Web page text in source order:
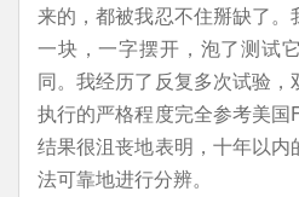
来的，都被我忍不住掰缺了
一块，一字摆开，泡了测试
同。我经历了反复多次试验
执行的严格程度完全参考美
结果很沮丧地表明，十年以
法可靠地进行分辨。